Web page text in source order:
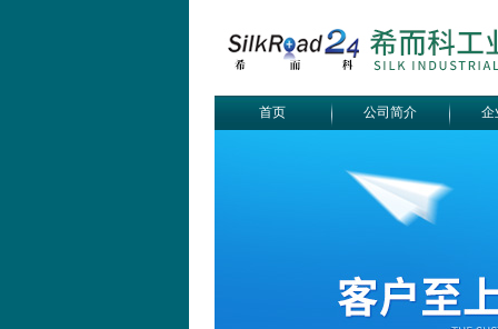
首页 公司简介 企